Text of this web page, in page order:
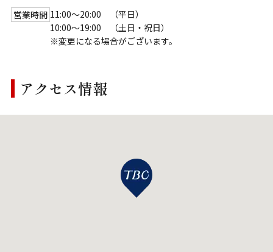
営業時間 11:00～20:00 （平日）
10:00～19:00 （土日・祝日）
※変更になる場合がございます。
アクセス情報